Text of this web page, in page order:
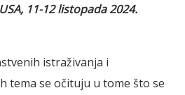
11-12 listopada 2024.
istraživanja i
tema se očituju u tome što se